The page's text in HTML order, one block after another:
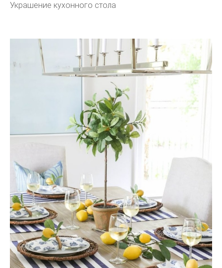
Украшение кухонного стола